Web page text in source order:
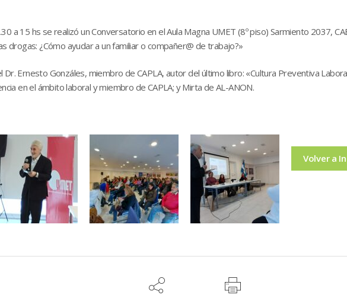
a 15 hs se realizó un Conversatorio en el Aula Magna UMET (8º piso) Sarmiento 2037,
drogas: ¿Cómo ayudar a un familiar o compañer@ de trabajo?»
Ernesto Gonzáles, miembro de CAPLA, autor del último libro: «Cultura Preventiva
en el ámbito laboral y miembro de CAPLA; y Mirta de AL-ANON.
Volver a